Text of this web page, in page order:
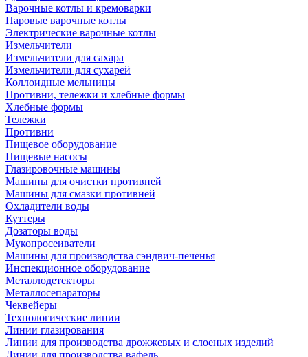
Варочные котлы и кремоварки
Паровые варочные котлы
Электрические варочные котлы
Измельчители
Измельчители для сахара
Измельчители для сухарей
Коллоидные мельницы
Противни, тележки и хлебные формы
Хлебные формы
Тележки
Противни
Пищевое оборудование
Пищевые насосы
Глазировочные машины
Машины для очистки противней
Машины для смазки противней
Охладители воды
Куттеры
Дозаторы воды
Мукопросеиватели
Машины для производства сэндвич-печенья
Инспекционное оборудование
Металлодетекторы
Металлосепараторы
Чеквейеры
Технологические линии
Линии глазирования
Линии для производства дрожжевых и слоеных изделий
Линии для производства вафель